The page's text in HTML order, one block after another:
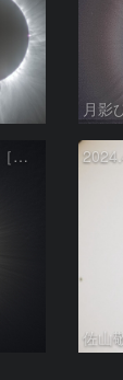
月影
皆既日食2024年4月8日［外部コロナ f400mm］
佐山